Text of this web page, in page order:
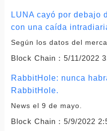
LUNA cayó por debajo
con una caída
Según los datos del
Block Chain： 5/11/2022
RabbitHole: nunca
RabbitHole.
News el 9 de mayo.
Block Chain： 5/9/2022